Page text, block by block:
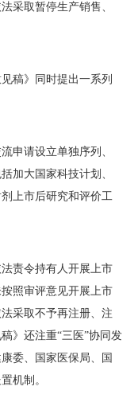
采取暂停生产销售、
稿》同时提出一系列
请设立单独序列、
加大国家科技计划、
上市后研究和评价工
责令持有人开展上市
照审评意见开展上市
采取不予再注册、注
》还注重“三医”协同发
委、国家医保局、国
机制。